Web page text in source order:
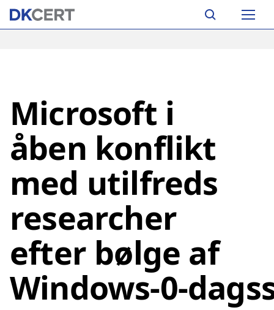
Skip
Main
Microsoft i
åben konflikt
med utilfreds
researcher
efter bølge af